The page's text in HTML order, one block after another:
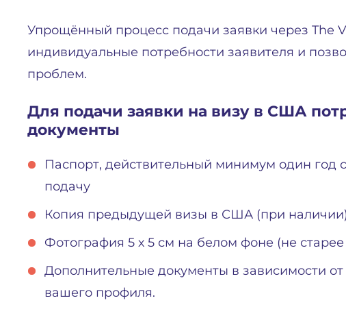
Упрощённый процесс подачи заявки через The
индивидуальные потребности заявителя и
проблем.
Для подачи заявки на визу в США
документы
Паспорт, действительный минимум один год
подачу
Копия предыдущей визы в США (при наличии)
Фотография 5 х 5 см на белом фоне (не
Дополнительные документы в зависимости
вашего профиля.